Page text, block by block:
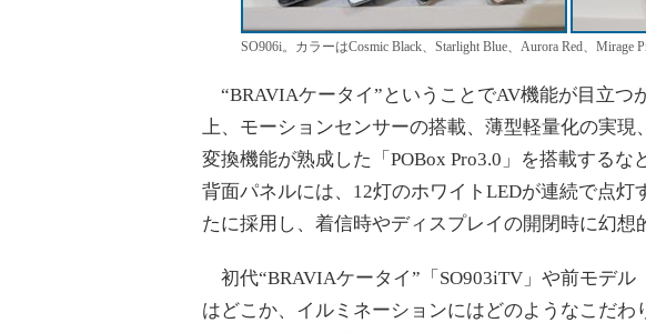
SO906i。カラーはCosmic Black、Starlight Blue、Aurora Red、Mirage
“BRAVIAケータイ”ということでAV機能が目立つ
上、モーションセンサーの搭載、薄型軽量化の実現
変換機能が熟成した「POBox Pro3.0」を搭載する
背面パネルには、12灯のホワイトLEDが連続で点
たに採用し、着信時やディスプレイの開閉時に幻想
初代“BRAVIAケータイ”「SO903iTV」や前モデル
はどこか、イルミネーションにはどのようなこだ